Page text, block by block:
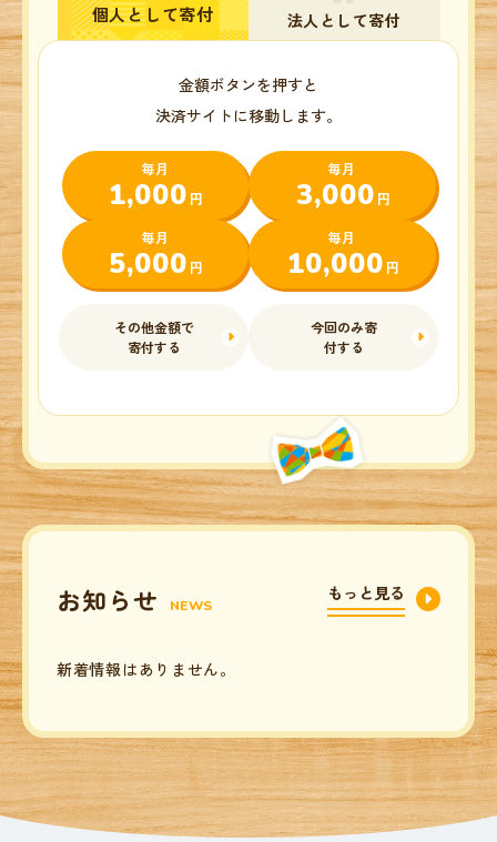
個人として寄付 法人として寄付
金額ボタンを押すと
決済サイトに移動します。
毎月
1,000 円
毎月
3,000 円
毎月
5,000 円
毎月
10,000 円
その他金額で
寄付する
今回のみ寄
付する
お知らせ NEWS
もっと見る
新着情報はありません。